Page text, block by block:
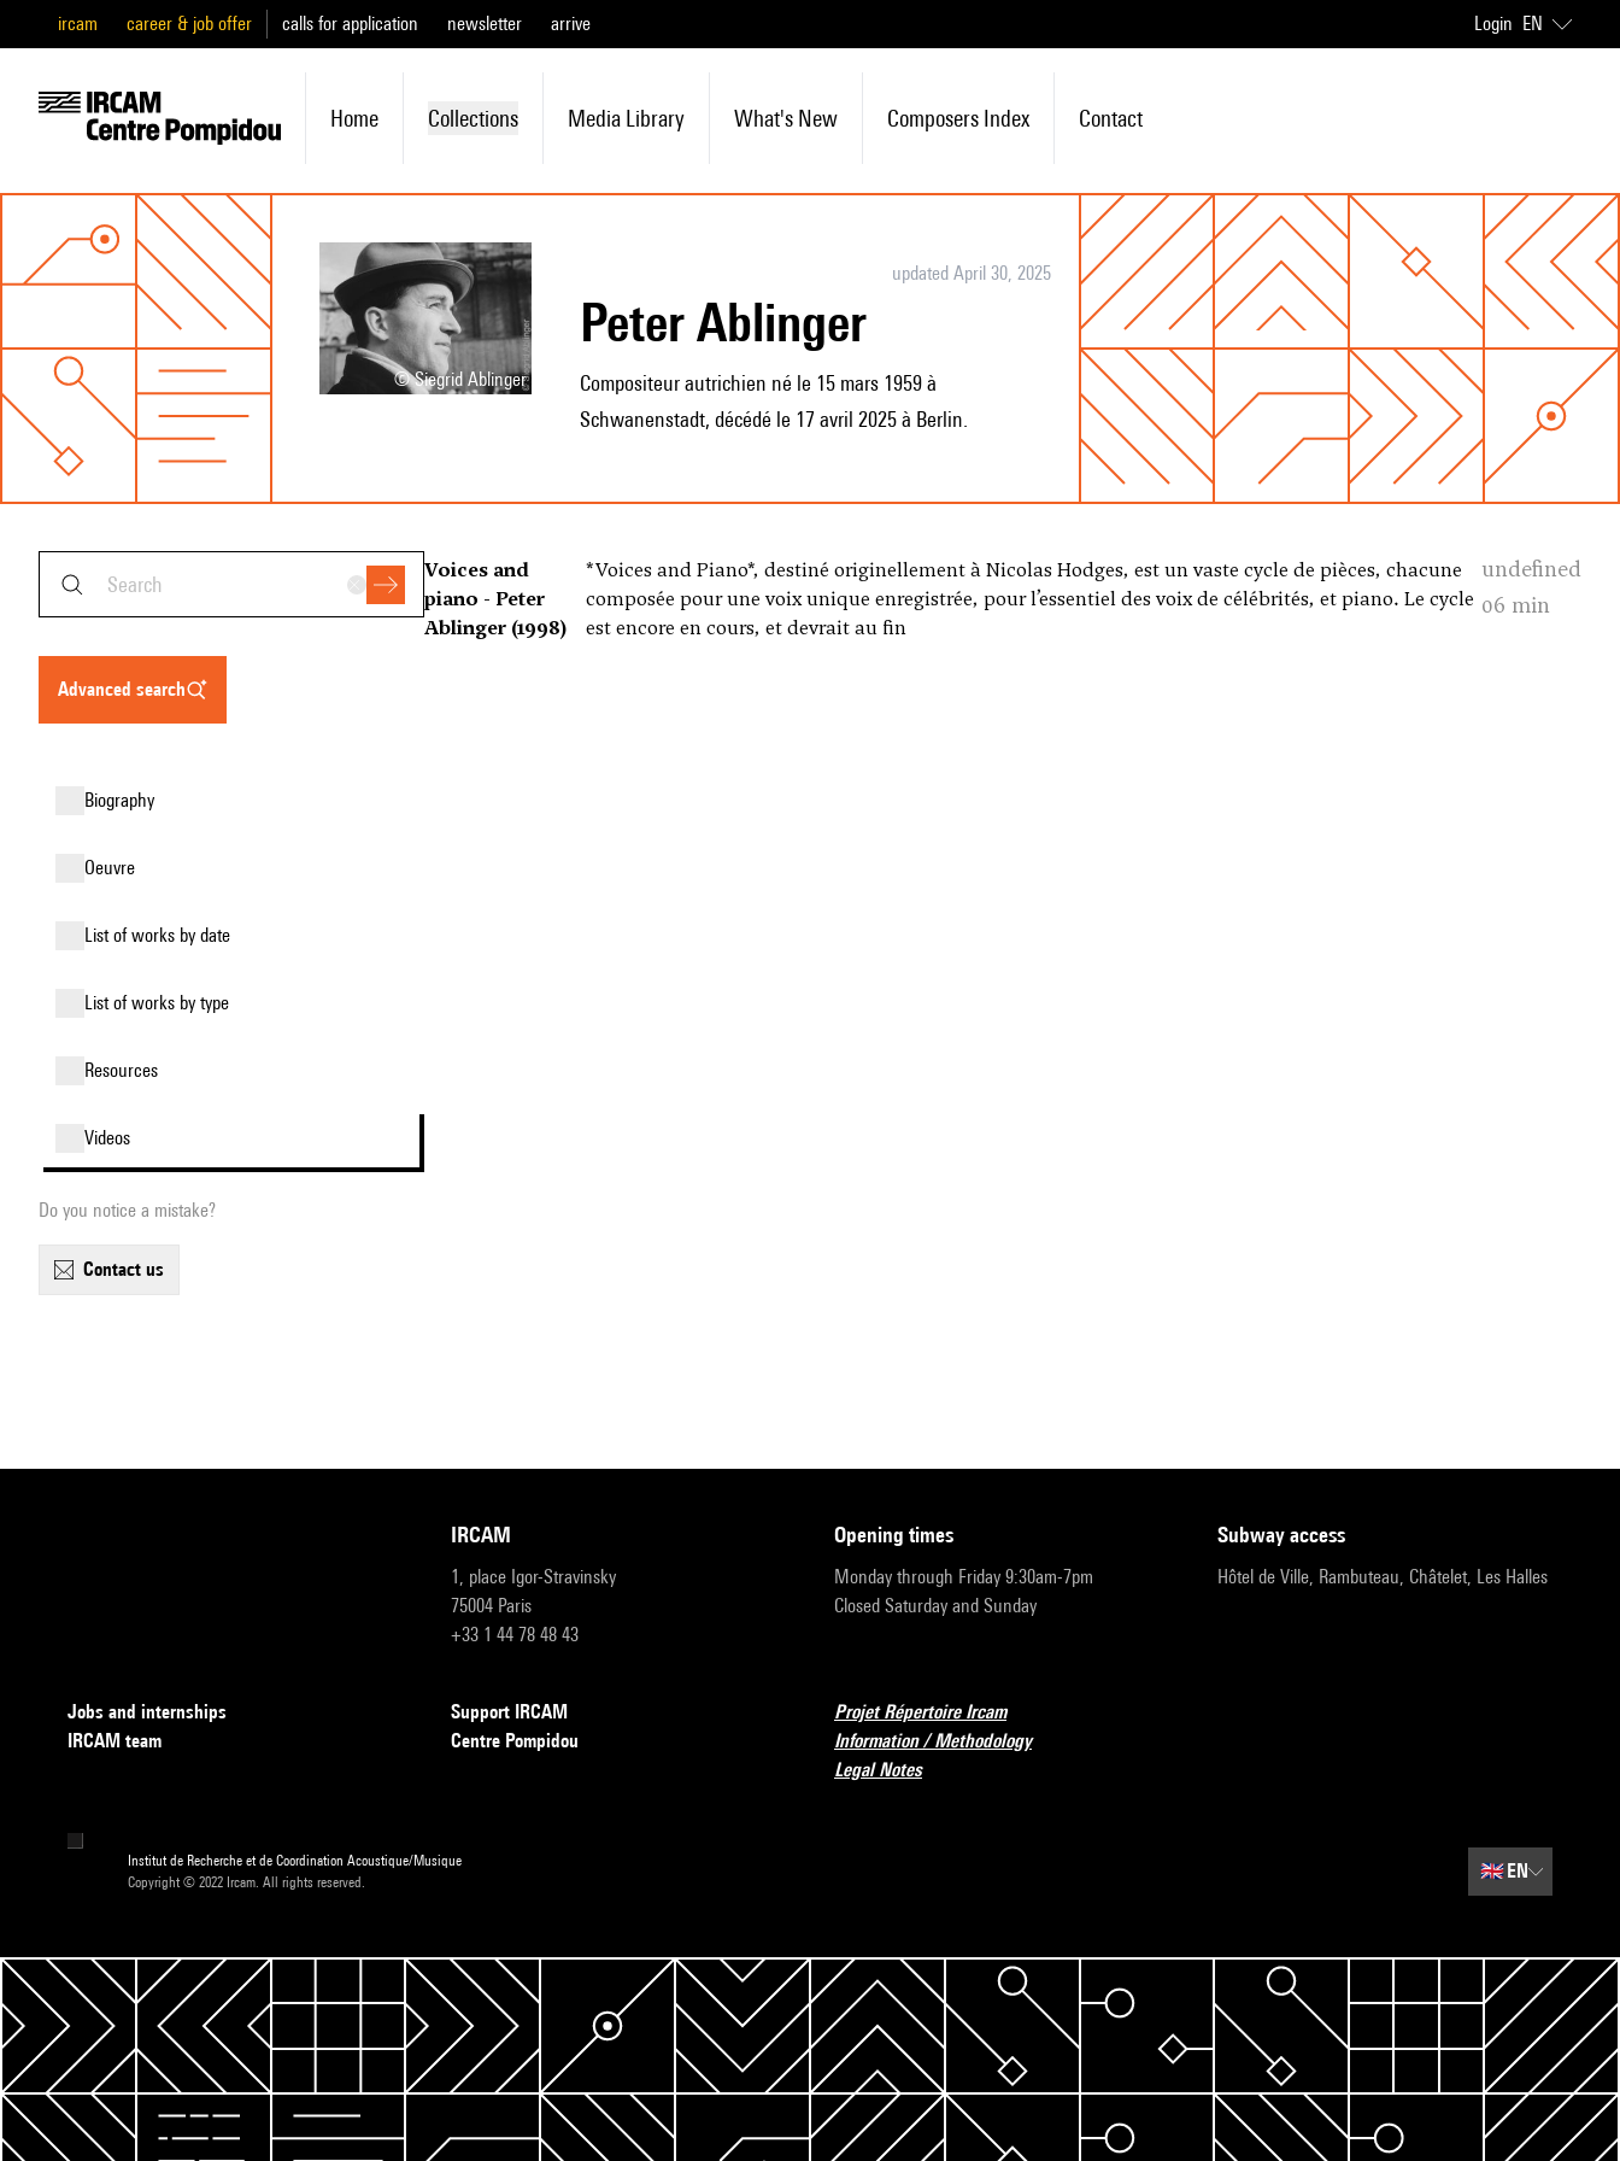
ircam career & job offer calls for application newsletter arrive Login EN
Home Collections Media Library What's New Composers Index Contact
© Siegrid Ablinger
updated April 30, 2025
Peter Ablinger
Compositeur autrichien né le 15 mars 1959 à
Schwanenstadt, décédé le 17 avril 2025 à Berlin.
advanced search
biography
oeuvre
list of works by date
list of works by type
resources
videos
Do you notice a mistake?
contact us
Voices and
piano - Peter
Ablinger (1998)
*Voices and Piano*, destiné originellement à Nicolas Hodges, est un vaste cycle de pièces, chacune
composée pour une voix unique enregistrée, pour l’essentiel des voix de célébrités, et piano. Le cycle
est encore en cours, et devrait au fin
undefined
06 min
IRCAM
1, place Igor-Stravinsky
75004 Paris
+33 1 44 78 48 43
opening times
Monday through Friday 9:30am-7pm
Closed Saturday and Sunday
subway access
Hôtel de Ville, Rambuteau, Châtelet, Les Halles
Jobs and internships
IRCAM team
Support IRCAM
Centre Pompidou
Projet Répertoire Ircam
Information / Methodology
Legal Notes
Institut de Recherche et de Coordination Acoustique/Musique
Copyright © 2022 Ircam. All rights reserved.
🇬🇧EN